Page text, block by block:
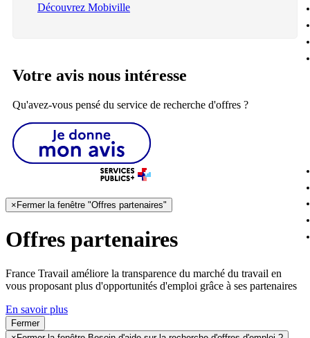
Découvrez Mobiville
Votre avis nous intéresse
Qu'avez-vous pensé du service de recherche d'offres ?
× Fermer la fenêtre "Offres partenaires"
Offres partenaires
France Travail améliore la transparence du marché du travail en
vous proposant plus d'opportunités d'emploi grâce à ses partenaires
En savoir plus
Fermer